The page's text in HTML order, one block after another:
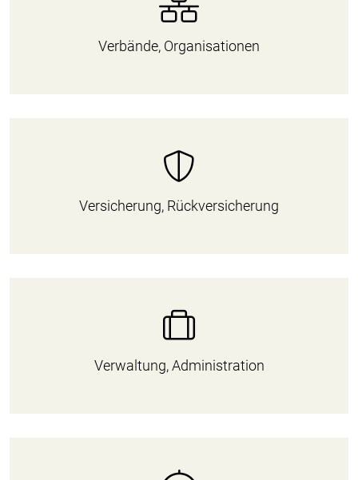
Verbände, Organisationen
Versicherung, Rückversicherung
Verwaltung, Administration